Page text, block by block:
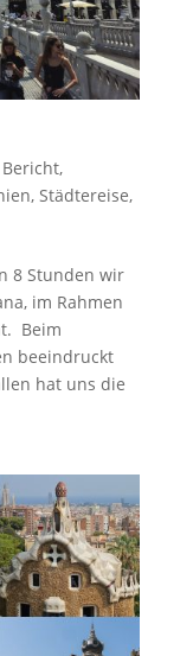
Bericht,
, Städtereise,
8 Stunden wir
im Rahmen
Beim
beeindruckt
hat uns die